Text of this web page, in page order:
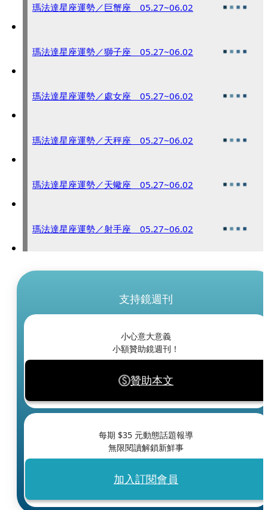
瑪法達星座運勢／巨蟹座 05.27~06.02
瑪法達星座運勢／獅子座 05.27~06.02
瑪法達星座運勢／處女座 05.27~06.02
瑪法達星座運勢／天秤座 05.27~06.02
瑪法達星座運勢／天蠍座 05.27~06.02
瑪法達星座運勢／射手座 05.27~06.02
支持鏡週刊
小心意大意義
小額贊助鏡週刊！
贊助本文
每期 $35 元動態話題報導
無限閱讀解鎖新鮮事
加入訂閱會員